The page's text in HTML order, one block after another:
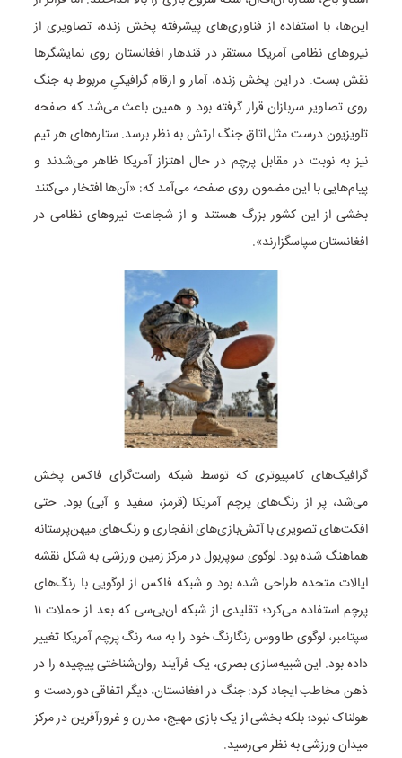
این‌ها، با استفاده از فناوری‌های پیشرفته پخش زنده، تصاویری از
نیروهای نظامی آمریکا مستقر در قندهار افغانستان روی نمایشگرها
نقش بست. در این پخش زنده، آمار و ارقام گرافیکیِ مربوط به جنگ
روی تصاویر سربازان قرار گرفته بود و همین باعث می‌شد که صفحه
تلویزیون درست مثل اتاق جنگ ارتش به نظر برسد. ستاره‌های هر تیم
نیز به نوبت در مقابل پرچم در حال اهتزاز آمریکا ظاهر می‌شدند و
پیام‌هایی با این مضمون روی صفحه می‌آمد که: «آن‌ها افتخار می‌کنند
بخشی از این کشور بزرگ هستند و از شجاعت نیروهای نظامی در
افغانستان سپاسگزارند».
گرافیک‌های کامپیوتری که توسط شبکه راست‌گرای فاکس پخش
می‌شد، پر از رنگ‌های پرچم آمریکا (قرمز، سفید و آبی) بود. حتی
افکت‌های تصویری با آتش‌بازی‌های انفجاری و رنگ‌های میهن‌پرستانه
هماهنگ شده بود. لوگوی سوپربول در مرکز زمین ورزشی به شکل نقشه
ایالات متحده طراحی شده بود و شبکه فاکس از لوگویی با رنگ‌های
پرچم استفاده می‌کرد؛ تقلیدی از شبکه ان‌بی‌سی که بعد از حملات ۱۱
سپتامبر، لوگوی طاووس رنگارنگ خود را به سه رنگ پرچم آمریکا تغییر
داده بود. این شبیه‌سازی بصری، یک فرآیند روان‌شناختی پیچیده را در
ذهن مخاطب ایجاد کرد: جنگ در افغانستان، دیگر اتفاقی دوردست و
هولناک نبود؛ بلکه بخشی از یک بازی مهیج، مدرن و غرورآفرین در مرکز
میدان ورزشی به نظر می‌رسید.